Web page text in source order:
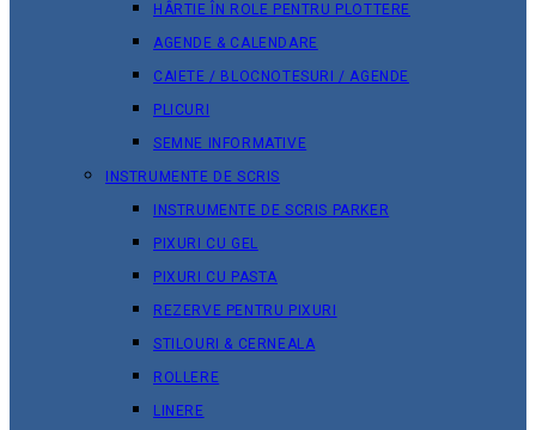
HÂRTIE ÎN ROLE PENTRU PLOTTERE
AGENDE & CALENDARE
CAIETE / BLOCNOTESURI / AGENDE
PLICURI
SEMNE INFORMATIVE
INSTRUMENTE DE SCRIS
INSTRUMENTE DE SCRIS PARKER
PIXURI CU GEL
PIXURI CU PASTA
REZERVE PENTRU PIXURI
STILOURI & СERNEALA
ROLLERE
LINERE